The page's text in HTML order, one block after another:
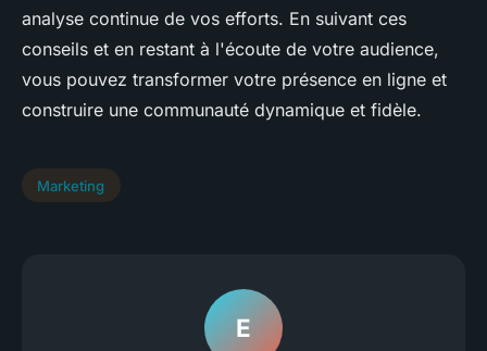
analyse continue de vos efforts. En suivant ces
conseils et en restant à l'écoute de votre audience,
vous pouvez transformer votre présence en ligne et
construire une communauté dynamique et fidèle.
Marketing
E